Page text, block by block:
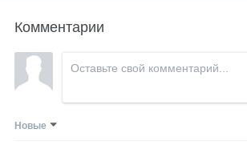
Комментарии
Новые